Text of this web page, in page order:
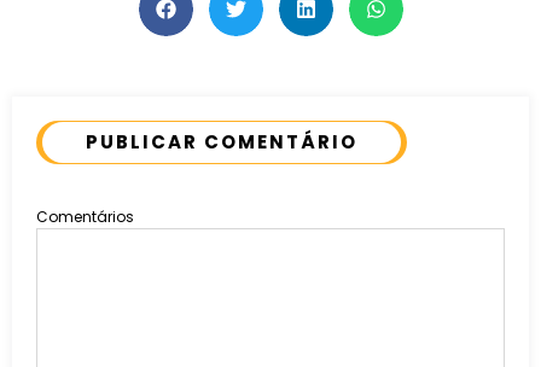
PUBLICAR COMENTÁRIO
Comentários